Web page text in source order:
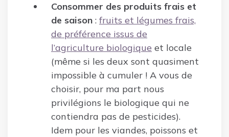
Consommer des produits frais et
de saison : fruits et légumes frais,
de préférence issus de
l’agriculture biologique et locale
(même si les deux sont quasiment
impossible à cumuler ! A vous de
choisir, pour ma part nous
privilégions le biologique qui ne
contiendra pas de pesticides).
Idem pour les viandes, poissons et